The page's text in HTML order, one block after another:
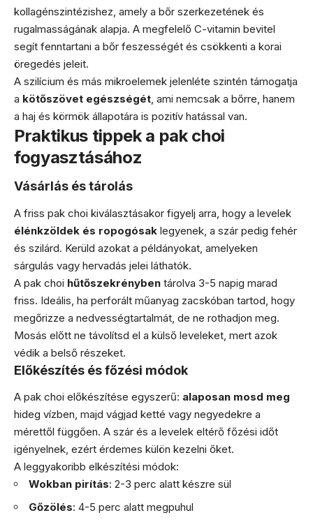
kollagénszintézishez, amely a bőr szerkezetének és
rugalmasságának alapja. A megfelelő C-vitamin bevitel
segít fenntartani a bőr feszességét és csökkenti a korai
öregedés jeleit.
A szilícium és más mikroelemek jelenléte szintén támogatja
a kötőszövet egészségét , ami nemcsak a bőrre, hanem
a haj és körmök állapotára is pozitív hatással van.
Praktikus tippek a pak choi
fogyasztásához
Vásárlás és tárolás
A friss pak choi kiválasztásakor figyelj arra, hogy a levelek
élénkzöldek és ropogósak legyenek, a szár pedig fehér
és szilárd. Kerüld azokat a példányokat, amelyeken
sárgulás vagy hervadás jelei láthatók.
A pak choi hűtőszekrényben tárolva 3-5 napig marad
friss. Ideális, ha perforált műanyag zacskóban tartod, hogy
megőrizze a nedvességtartalmát, de ne rothadjon meg.
Mosás előtt ne távolítsd el a külső leveleket, mert azok
védik a belső részeket.
Előkészítés és főzési módok
A pak choi előkészítése egyszerű: alaposan mosd meg
hideg vízben, majd vágjad ketté vagy negyedekre a
mérettől függően. A szár és a levelek eltérő főzési időt
igényelnek, ezért érdemes külön kezelni őket.
A leggyakoribb elkészítési módok:
Wokban pirítás: 2-3 perc alatt készre sül
Gőzölés: 4-5 perc alatt megpuhul